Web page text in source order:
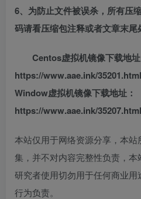
6、为防止文件被误杀，所有压
码请看压缩包注释或者文章末尾
Centos虚拟机镜像下载地址
https://www.aae.ink/35201.html
Window虚拟机镜像下载地址：
https://www.aae.ink/35207.html
本站仅用于网络资源分享，本
集，并不对内容完整性负责，
研究者使用切勿用于任何商业
行为负责。